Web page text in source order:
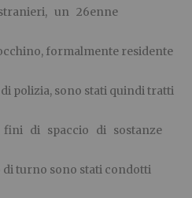
un 26enne
formalmente residente
polizia, sono stati quindi tratti
fini di spaccio di sostanze
turno sono stati condotti